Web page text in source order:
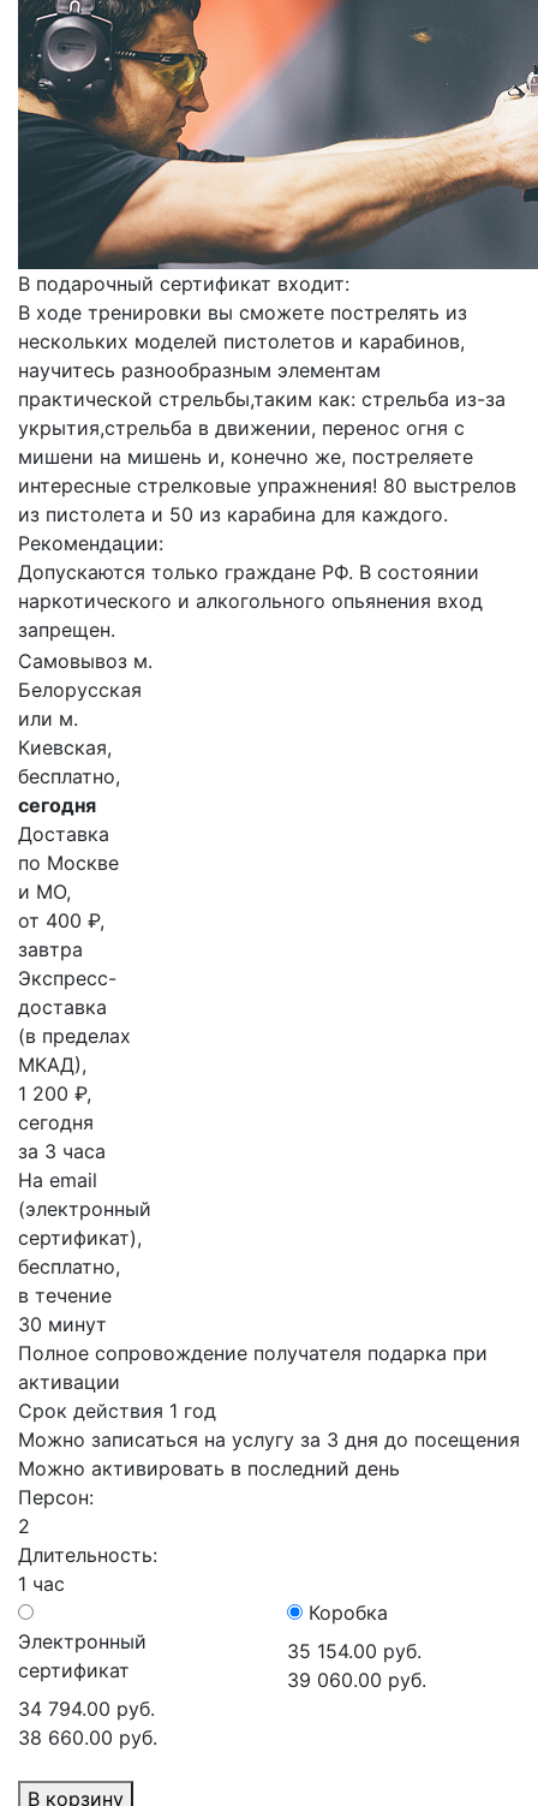
В подарочный сертификат входит:
В ходе тренировки вы сможете пострелять из
нескольких моделей пистолетов и карабинов,
научитесь разнообразным элементам
практической стрельбы,таким как: стрельба из-за
укрытия,стрельба в движении, перенос огня с
мишени на мишень и, конечно же, постреляете
интересные стрелковые упражнения! 80 выстрелов
из пистолета и 50 из карабина для каждого.
Рекомендации:
Допускаются только граждане РФ. В состоянии
наркотического и алкогольного опьянения вход
запрещен.
Самовывоз м.
Белорусская
или м.
Киевская,
бесплатно,
сегодня
Доставка
по Москве
и МО,
от 400 ₽,
завтра
Экспресс-
доставка
(в пределах
МКАД),
1 200 ₽,
сегодня
за 3 часа
На email
(электронный
сертификат),
бесплатно,
в течение
30 минут
Полное сопровождение получателя подарка при
активации
Срок действия 1 год
Можно записаться на услугу за 3 дня до посещения
Можно активировать в последний день
Персон:
2
Длительность:
1 час
Электронный
сертификат
34 794.00 руб.
38 660.00 руб.
Коробка
35 154.00 руб.
39 060.00 руб.
В корзину